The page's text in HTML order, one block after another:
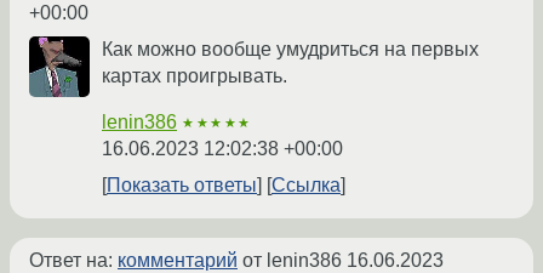
+00:00
Как можно вообще умудриться на первых
картах проигрывать.
lenin386 ★★★★★
16.06.2023 12:02:38 +00:00
Показать ответы
Ссылка
Ответ на: комментарий от lenin386 16.06.2023